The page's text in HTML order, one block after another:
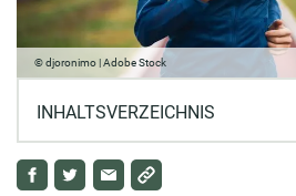
© djoronimo | Adobe Stock
INHALTSVERZEICHNIS
Was ist Ausdauer?